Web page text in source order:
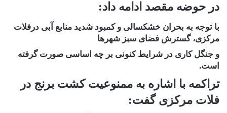
در حوضه مقصد ادامه داد:
با توجه به بحران خشکسالی و کمبود شدید منابع آبی درفلات
مرکزی، گسترش فضای سبز شهر‌ها
و جنگل کاری در شرایط کنونی بر چه اساسی صورت گرفته
است.
تراکمه با اشاره به ممنوعیت کشت برنج در
فلات مرکزی گفت: